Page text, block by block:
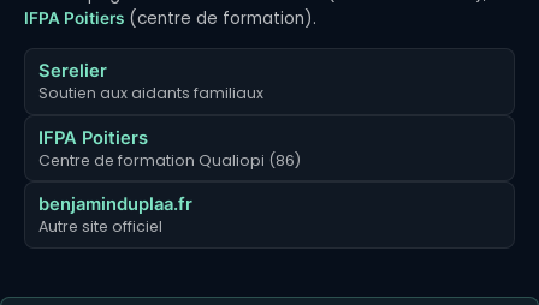
IFPA Poitiers (centre de formation).
Serelier
Soutien aux aidants familiaux
IFPA Poitiers
Centre de formation Qualiopi (86)
benjaminduplaa.fr
Autre site officiel